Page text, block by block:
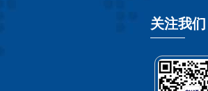
关注我们